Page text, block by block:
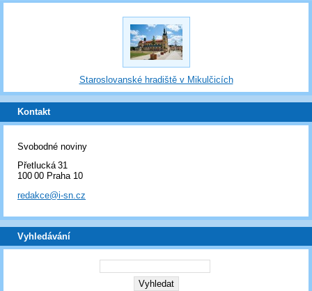
Staroslovanské hradiště v Mikulčicích
Kontakt
Svobodné noviny
Přetlucká 31
100 00 Praha 10
redakce@i-sn.cz
Vyhledávání